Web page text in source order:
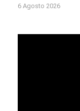
6 Agosto 2026